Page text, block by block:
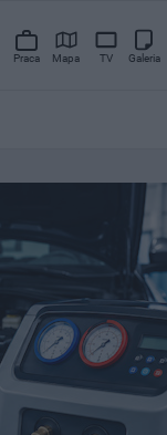
Praca Mapa TV Galeria